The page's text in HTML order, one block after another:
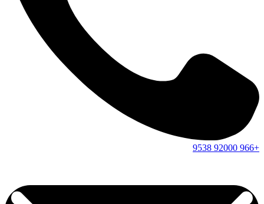
+966
92000
9538